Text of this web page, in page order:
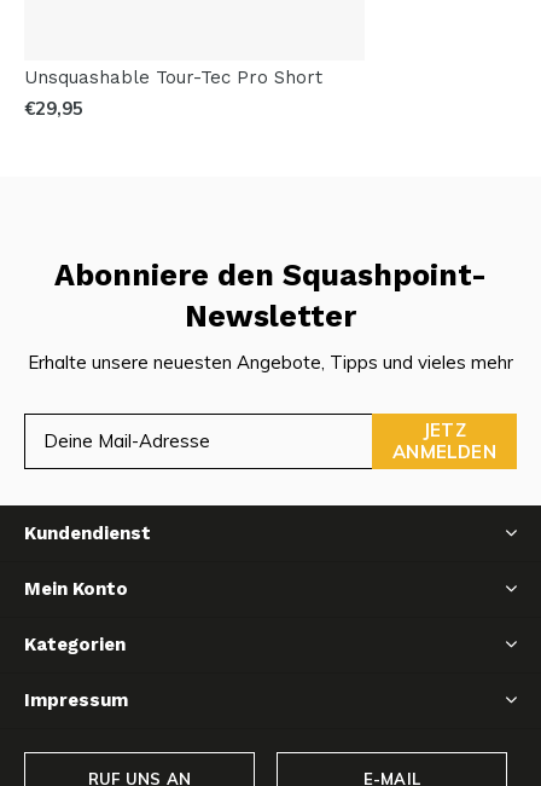
Unsquashable Tour-Tec Pro Short
€29,95
Abonniere den Squashpoint-
Newsletter
Erhalte unsere neuesten Angebote, Tipps und vieles mehr
JETZ
ANMELDEN
Kundendienst
Mein Konto
Kategorien
Impressum
RUF UNS AN E-MAIL